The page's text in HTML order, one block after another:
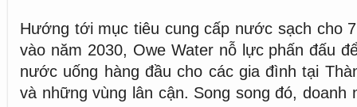
Hướng tới mục tiêu cung cấp nước sạch cho
vào năm 2030, Owe Water nỗ lực phấn đấu
nước uống hàng đầu cho các gia đình tại
và những vùng lân cận. Song song đó, doanh